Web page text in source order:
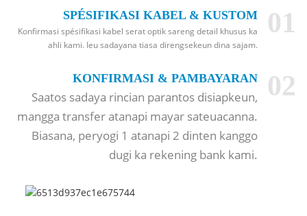
01
SPÉSIFIKASI KABEL & KUSTOM
Konfirmasi spésifikasi kabel serat optik sareng detail khusus ka
ahli kami. Ieu sadayana tiasa direngsekeun dina sajam.
02
KONFIRMASI & PAMBAYARAN
Saatos sadaya rincian parantos disiapkeun,
mangga transfer atanapi mayar sateuacanna.
Biasana, peryogi 1 atanapi 2 dinten kanggo
dugi ka rekening bank kami.